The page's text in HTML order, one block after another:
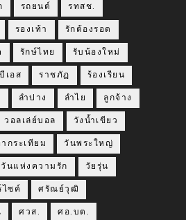
รถยนต์ รทสช.
รองเท้า รักต้องรอด
รักษ์ไทย รับน้องใหม่
เอส ราชภัฏ ร้องเรียน
ลำปาง ลำไย ลูกจ้าง
วอลเล่ย์บอล วังน้ำเขียว
กระเทียม วันพระใหญ่
วันแห่งความรัก วัยรุ่น
ไซค์ ศรัณย์วุฒิ
ศวส. ศอ.บต.